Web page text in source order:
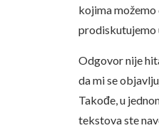
kojima možemo
prodiskutujemo
Odgovor nije
da mi se
Takođe, u
tekstova ste